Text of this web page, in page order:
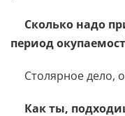
Сколько надо
период
Столярное дело,
Как ты,